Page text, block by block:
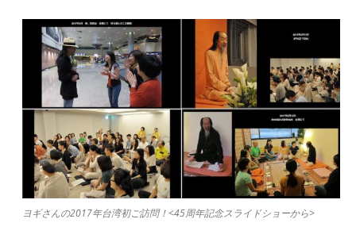
ヨギさんの2017年台湾初ご訪問！<45周年記念スライドショーから>